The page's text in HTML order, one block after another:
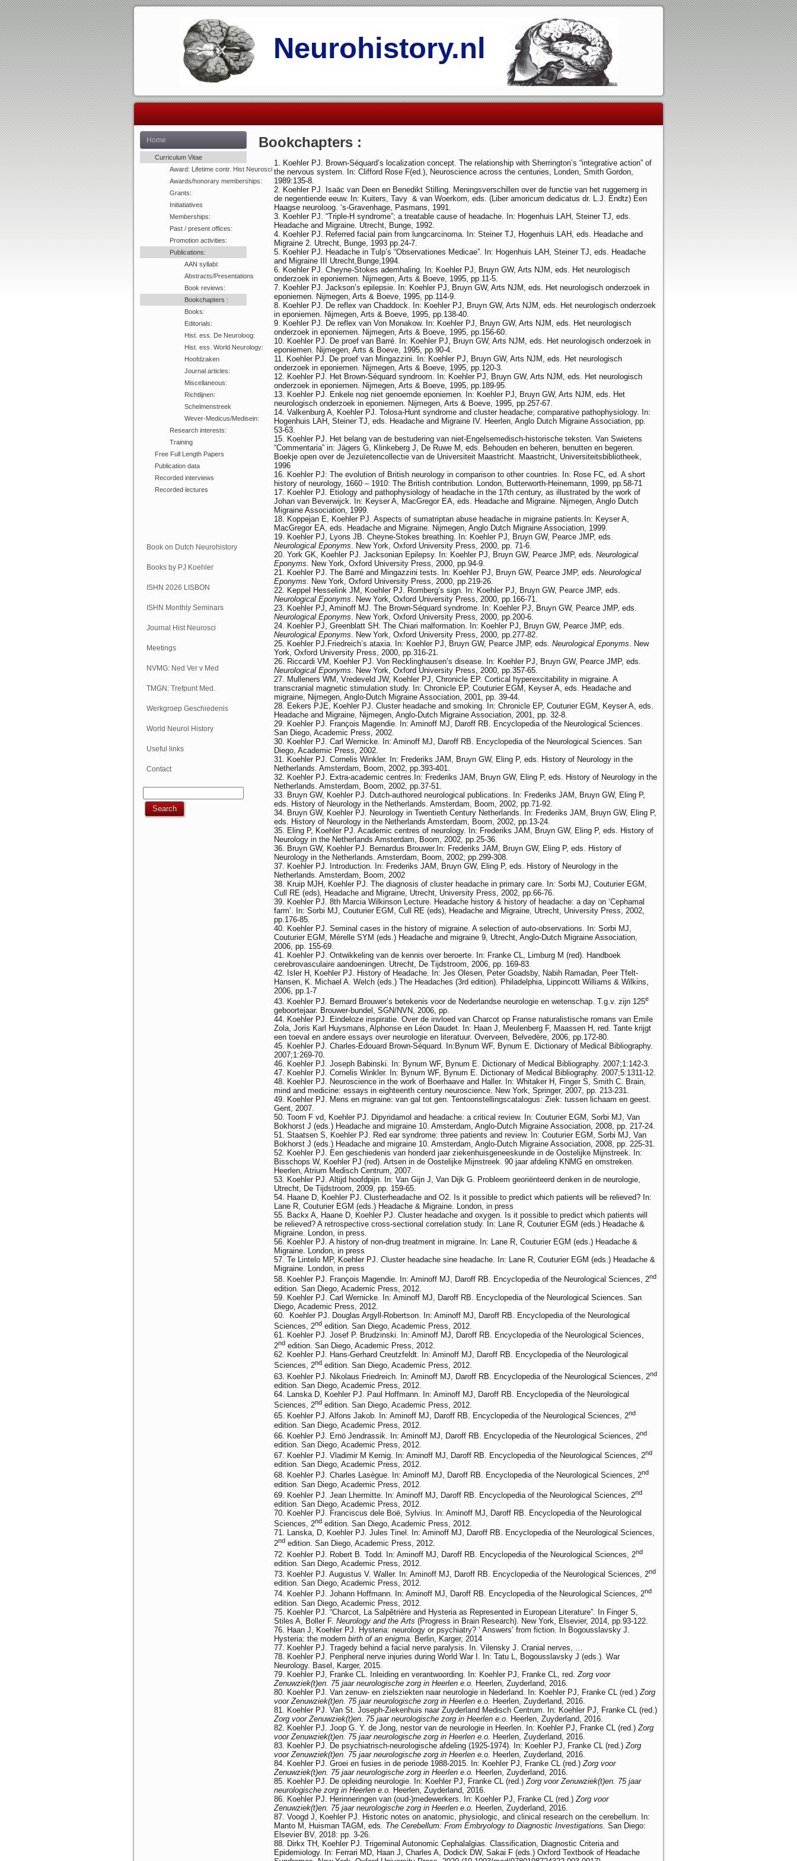
Neurohistory.nl
Home
Curriculum Vitae
Award: Lifetime contr. Hist Neurosci
Awards/honorary memberships:
Grants:
Initiatiatives
Memberships:
Past / present offices:
Promotion activities:
Publications:
AAN syllabi:
Abstracts/Presentations
Book reviews:
Bookchapters :
Books:
Editorials:
Hist. ess. De Neuroloog:
Hist. ess. World Neurology:
Hoofdzaken
Journal articles:
Miscellaneous:
Richtlijnen:
Schelmenstreek
Wever-Medicus/Medisein:
Research interests:
Training
Free Full Length Papers
Publication data
Recorded interviews
Recorded lectures
Book on Dutch Neurohistory
Books by PJ Koehler
ISHN 2026 LISBON
ISHN Monthly Seminars
(Online)
Journal Hist Neurosci
Meetings
NVMG: Ned Ver v Med
Geschiedenis
TMGN: Trefpunt Med.
Geschiedenis
Werkgroep Geschiedenis
NVN
World Neurol History
Column
Useful links
Contact
Bookchapters :
Koehler PJ. Brown-Séquard’s localization concept. The relati­onship with Sherrington’s “integrative action” of
the ner­vous system. In: Clifford Rose F(ed.), Neuroscience across the centuries, Londen, Smith Gordon,
1989:135-8.
Koehler PJ. Isaäc van Deen en Benedikt Stilling. Meningsver­schillen over de functie van het ruggemerg in
de negentiende eeuw. In: Kuiters, Tavy & van Woerkom, eds. (Liber amori­cum dedicatus dr. L.J. Endtz) Een
Haagse neuroloog. ‘s-Gravenha­ge, Pasmans, 1991.
Koehler PJ. “Triple-H syndrome”; a treatable cause of headache. In: Hogen­huis LAH, Steiner TJ, eds.
Headache and Migraine. Utrecht, Bunge, 1992.
Koehler PJ. Referred facial pain from lungcarcinoma. In: Stei­ner TJ, Hogenhuis LAH, eds. Headache and
Migraine 2. Utrecht, Bunge, 1993 pp.24-7.
Koehler PJ. Headache in Tulp’s “Observationes Medicae”. In: Hog­enhuis LAH, Steiner TJ, eds. Headache
and Migraine III Utrecht,Bun­ge,1994.
Koehler PJ. Cheyne-Stokes ademhaling. In: Koehler PJ, Bruyn GW, Arts NJM, eds. Het neurologisch
onderzoek in eponiemen. Nijmegen, Arts & Boeve, 1995, pp.11-5.
Koehler PJ. Jackson’s epilepsie. In: Koehler PJ, Bruyn GW, Arts NJM, eds. Het neurologisch onderzoek in
eponiemen. Nijmegen, Arts & Boeve, 1995, pp.114-9.
Koehler PJ. De reflex van Chad­dock. In: Koehler PJ, Bruyn GW, Arts NJM, eds. Het neurologisch onderzoek
in eponiemen. Nijmegen, Arts & Boeve, 1995, pp.138-40.
Koehler PJ. De reflex van Von Monakow. In: Koehler PJ, Bruyn GW, Arts NJM, eds. Het neurologisch
onderzoek in eponiemen. Nijmegen, Arts & Boeve, 1995, pp.156-60.
Koehler PJ. De proef van Barré. In: Koehler PJ, Bruyn GW, Arts NJM, eds. Het neurologisch onderzoek in
eponiemen. Nijmegen, Arts & Boeve, 1995, pp.90-4.
Koehler PJ. De proef van Mingaz­zini. In: Koehler PJ, Bruyn GW, Arts NJM, eds. Het neurologisch
onderzoek in eponiemen. Nijmegen, Arts & Boeve, 1995, pp.120-3.
Koehler PJ. Het Brown-Séquard syndroom. In: Koehler PJ, Bruyn GW, Arts NJM, eds. Het neurologisch
onderzoek in eponiemen. Nijmegen, Arts & Boeve, 1995, pp.189-95.
Koehler PJ. Enkele nog niet genoemde eponie­men. In: Koehler PJ, Bruyn GW, Arts NJM, eds. Het
neurologisch onderzoek in eponiemen. Nijmegen, Arts & Boeve, 1995, pp.257-67.
Valkenburg A, Koehler PJ. Tolosa-Hunt syndrome and cluster headache; comparative pathophysiology. In:
Hogenhuis LAH, Steiner TJ, eds. Headache and Migraine IV. Heerlen, Anglo Dutch Migraine Association, pp.
53-63.
Koehler PJ. Het belang van de bestudering van niet-Engelsemedisch-historische tek­sten. Van Swietens
“Commentaria” in: Jägers G, Klinkeberg J, De Ruwe M, eds. Behouden en beheren, benutten en begeren.
Boekje open over de Jezuïetencollectie van de Universiteit Maastricht. Maastricht, Universiteitsbibliotheek,
1996
Koehler PJ: The evolution of British neurology in comparison to other countries. In: Rose FC, ed. A short
history of neurology, 1660 – 1910: The British contribution. London, Butterworth-Heinemann, 1999, pp.58-71
Koehler PJ. Etiology and pathophysiology of headache in the 17th century, as illustrated by the work of
Johan van Beverwijck. In: Keyser A, MacGregor EA, eds. Headache and Migraine. Nijmegen, Anglo Dutch
Migraine Association, 1999.
Koppejan E, Koehler PJ. Aspects of sumatriptan abuse headache in migraine patients.In: Keyser A,
MacGregor EA, eds. Headache and Migraine. Nijmegen, Anglo Dutch Migraine Association, 1999.
Koehler PJ, Lyons JB. Cheyne-Stokes breathing. In: Koehler PJ, Bruyn GW, Pearce JMP, eds.
Neurological Eponyms. New York, Oxford University Press, 2000, pp. 71-6.
York GK, Koehler PJ. Jacksonian Epilepsy. In: Koehler PJ, Bruyn GW, Pearce JMP, eds. Neurological
Eponyms. New York, Oxford University Press, 2000, pp.94-9.
Koehler PJ. The Barré and Mingazzini tests. In: Koehler PJ, Bruyn GW, Pearce JMP, eds. Neurological
Eponyms. New York, Oxford University Press, 2000, pp.219-26.
Keppel Hesselink JM, Koehler PJ. Romberg’s sign. In: Koehler PJ, Bruyn GW, Pearce JMP, eds.
Neurological Eponyms. New York, Oxford University Press, 2000, pp.166-71.
Koehler PJ, Aminoff MJ. The Brown-Séquard syndrome. In: Koehler PJ, Bruyn GW, Pearce JMP, eds.
Neurological Eponyms. New York, Oxford University Press, 2000, pp.200-6.
Koehler PJ, Greenblatt SH. The Chiari malformation. In: Koehler PJ, Bruyn GW, Pearce JMP, eds.
Neurological Eponyms. New York, Oxford University Press, 2000, pp.277-82.
Koehler PJ.Friedreich’s ataxia. In: Koehler PJ, Bruyn GW, Pearce JMP, eds. Neurological Eponyms. New
York, Oxford University Press, 2000, pp.316-21.
Riccardi VM, Koehler PJ. Von Recklinghausen’s disease. In: Koehler PJ, Bruyn GW, Pearce JMP, eds.
Neurological Eponyms. New York, Oxford University Press, 2000, pp.357-65.
Mulleners WM, Vredeveld JW, Koehler PJ, Chronicle EP. Cortical hyperexcitability in migraine. A
transcranial magnetic stimulation study. In: Chronicle EP, Couturier EGM, Keyser A, eds. Headache and
migraine, Nijmegen, Anglo-Dutch Migraine Association, 2001, pp. 39-44.
Eekers PJE, Koehler PJ. Cluster headache and smoking. In: Chronicle EP, Couturier EGM, Keyser A, eds.
Headache and Migraine, Nijmegen, Anglo-Dutch Migraine Association, 2001, pp. 32-8.
Koehler PJ. François Magendie. In: Aminoff MJ, Daroff RB. Encyclopedia of the Neurological Sciences.
San Diego, Academic Press, 2002.
Koehler PJ. Carl Wernicke. In: Aminoff MJ, Daroff RB. Encyclopedia of the Neurological Sciences. San
Diego, Academic Press, 2002.
Koehler PJ. Cornelis Winkler. In: Frederiks JAM, Bruyn GW, Eling P, eds. History of Neurology in the
Netherlands. Amsterdam, Boom, 2002, pp.393-401.
Koehler PJ. Extra-academic centres.In: Frederiks JAM, Bruyn GW, Eling P, eds. History of Neurology in the
Netherlands. Amsterdam, Boom, 2002, pp.37-51.
Bruyn GW, Koehler PJ. Dutch-authored neurological publications. In: Frederiks JAM, Bruyn GW, Eling P,
eds. History of Neurology in the Netherlands. Amsterdam, Boom, 2002, pp.71-92.
Bruyn GW, Koehler PJ. Neurology in Twentieth Century Netherlands. In: Frederiks JAM, Bruyn GW, Eling P,
eds. History of Neurology in the Netherlands Amsterdam, Boom, 2002, pp.13-24.
Eling P, Koehler PJ. Academic centres of neurology. In: Frederiks JAM, Bruyn GW, Eling P, eds. History of
Neurology in the Netherlands Amsterdam, Boom, 2002, pp.25-36.
Bruyn GW, Koehler PJ. Bernardus Brouwer.In: Frederiks JAM, Bruyn GW, Eling P, eds. History of
Neurology in the Netherlands. Amsterdam, Boom, 2002; pp.299-308.
Koehler PJ. Introduction. In: Frederiks JAM, Bruyn GW, Eling P, eds. History of Neurology in the
Netherlands. Amsterdam, Boom, 2002
Kruip MJH, Koehler PJ. The diagnosis of cluster headache in primary care. In: Sorbi MJ, Couturier EGM,
Cull RE (eds), Headache and Migraine, Utrecht, University Press, 2002, pp.66-76.
Koehler PJ. 8th Marcia Wilkinson Lecture. Headache history & history of headache: a day on ‘Cephamal
farm’. In: Sorbi MJ, Couturier EGM, Cull RE (eds), Headache and Migraine, Utrecht, University Press, 2002,
pp.176-85.
Koehler PJ. Seminal cases in the history of migraine. A selection of auto-observations. In: Sorbi MJ,
Couturier EGM, Mérelle SYM (eds.) Headache and migraine 9, Utrecht, Anglo-Dutch Migraine Association,
2006, pp. 155-69.
Koehler PJ. Ontwikkeling van de kennis over beroerte. In: Franke CL, Limburg M (red). Handboek
cerebrovasculaire aandoeningen. Utrecht, De Tijdstroom, 2006, pp. 169-83.
Isler H, Koehler PJ. History of Headache. In: Jes Olesen, Peter Goadsby, Nabih Ramadan, Peer Tfelt-
Hansen, K. Michael A. Welch (eds.) The Headaches (3rd edition). Philadelphia, Lippincott Williams & Wilkins,
2006, pp.1-7
Koehler PJ. Bernard Brouwer’s betekenis voor de Nederlandse neurologie en wetenschap. T.g.v. zijn 125e
geboortejaar. Brouwer-bundel, SGN/NVN, 2006, pp.
Koehler PJ. Eindeloze inspiratie. Over de invloed van Charcot op Franse naturalistische romans van Emile
Zola, Joris Karl Huysmans, Alphonse en Léon Daudet. In: Haan J, Meulenberg F, Maassen H, red. Tante krijgt
een toeval en andere essays over neurologie en literatuur. Overveen, Belvedère, 2006, pp.172-80.
Koehler PJ. Charles-Edouard Brown-Séquard. In:Bynum WF, Bynum E. Dictionary of Medical Bibliography.
2007;1:269-70.
Koehler PJ. Joseph Babinski. In: Bynum WF, Bynum E. Dictionary of Medical Bibliography. 2007;1:142-3.
Koehler PJ. Cornelis Winkler. In: Bynum WF, Bynum E. Dictionary of Medical Bibliography. 2007;5:1311-12.
Koehler PJ. Neuroscience in the work of Boerhaave and Haller. In: Whitaker H, Finger S, Smith C. Brain,
mind and medicine: essays in eighteenth century neuroscience. New York, Springer, 2007, pp. 213-231.
Koehler PJ. Mens en migraine: van gal tot gen. Tentoonstellingscatalogus: Ziek: tussen lichaam en geest.
Gent, 2007.
Toorn F vd, Koehler PJ. Dipyridamol and headache: a critical review. In: Couturier EGM, Sorbi MJ, Van
Bokhorst J (eds.) Headache and migraine 10. Amsterdam, Anglo-Dutch Migraine Association, 2008, pp. 217-24.
Staatsen S, Koehler PJ. Red ear syndrome: three patients and review. In: Couturier EGM, Sorbi MJ, Van
Bokhorst J (eds.) Headache and migraine 10. Amsterdam, Anglo-Dutch Migraine Association, 2008, pp. 225-31.
Koehler PJ. Een geschiedenis van honderd jaar ziekenhuisgeneeskunde in de Oostelijke Mijnstreek. In:
Bisschops W, Koehler PJ (red). Artsen in de Oostelijke Mijnstreek. 90 jaar afdeling KNMG en omstreken.
Heerlen, Atrium Medisch Centrum, 2007.
Koehler PJ. Altijd hoofdpijn. In: Van Gijn J, Van Dijk G. Probleem georiënteerd denken in de neurologie,
Utrecht, De Tijdstroom, 2009, pp. 159-65.
Haane D, Koehler PJ. Clusterheadache and O2. Is it possible to predict which patients will be relieved? In:
Lane R, Couturier EGM (eds.) Headache & Migraine. London, in press
Backx A, Haane D, Koehler PJ. Cluster headache and oxygen. Is it possible to predict which patients will
be relieved? A retrospective cross-sectional correlation study. In: Lane R, Couturier EGM (eds.) Headache &
Migraine. London, in press.
Koehler PJ. A history of non-drug treatment in migraine. In: Lane R, Couturier EGM (eds.) Headache &
Migraine. London, in press
Te Lintelo MP, Koehler PJ. Cluster headache sine headache. In: Lane R, Couturier EGM (eds.) Headache &
Migraine. London, in press
Koehler PJ. François Magendie. In: Aminoff MJ, Daroff RB. Encyclopedia of the Neurological Sciences, 2nd
edition. San Diego, Academic Press, 2012.
Koehler PJ. Carl Wernicke. In: Aminoff MJ, Daroff RB. Encyclopedia of the Neurological Sciences. San
Diego, Academic Press, 2012.
Koehler PJ. Douglas Argyll-Robertson. In: Aminoff MJ, Daroff RB. Encyclopedia of the Neurological
Sciences, 2nd edition. San Diego, Academic Press, 2012.
Koehler PJ. Josef P. Brudzinski. In: Aminoff MJ, Daroff RB. Encyclopedia of the Neurological Sciences,
2nd edition. San Diego, Academic Press, 2012.
Koehler PJ. Hans-Gerhard Creutzfeldt. In: Aminoff MJ, Daroff RB. Encyclopedia of the Neurological
Sciences, 2nd edition. San Diego, Academic Press, 2012.
Koehler PJ. Nikolaus Friedreich. In: Aminoff MJ, Daroff RB. Encyclopedia of the Neurological Sciences, 2nd
edition. San Diego, Academic Press, 2012.
Lanska D, Koehler PJ. Paul Hoffmann. In: Aminoff MJ, Daroff RB. Encyclopedia of the Neurological
Sciences, 2nd edition. San Diego, Academic Press, 2012.
Koehler PJ. Alfons Jakob. In: Aminoff MJ, Daroff RB. Encyclopedia of the Neurological Sciences, 2nd
edition. San Diego, Academic Press, 2012.
Koehler PJ. Ernö Jendrassik. In: Aminoff MJ, Daroff RB. Encyclopedia of the Neurological Sciences, 2nd
edition. San Diego, Academic Press, 2012.
Koehler PJ. Vladimir M Kernig. In: Aminoff MJ, Daroff RB. Encyclopedia of the Neurological Sciences, 2nd
edition. San Diego, Academic Press, 2012.
Koehler PJ. Charles Lasègue. In: Aminoff MJ, Daroff RB. Encyclopedia of the Neurological Sciences, 2nd
edition. San Diego, Academic Press, 2012.
Koehler PJ. Jean Lhermitte. In: Aminoff MJ, Daroff RB. Encyclopedia of the Neurological Sciences, 2nd
edition. San Diego, Academic Press, 2012.
Koehler PJ. Franciscus dele Boë, Sylvius. In: Aminoff MJ, Daroff RB. Encyclopedia of the Neurological
Sciences, 2nd edition. San Diego, Academic Press, 2012.
Lanska, D, Koehler PJ. Jules Tinel. In: Aminoff MJ, Daroff RB. Encyclopedia of the Neurological Sciences,
2nd edition. San Diego, Academic Press, 2012.
Koehler PJ. Robert B. Todd. In: Aminoff MJ, Daroff RB. Encyclopedia of the Neurological Sciences, 2nd
edition. San Diego, Academic Press, 2012.
Koehler PJ. Augustus V. Waller. In: Aminoff MJ, Daroff RB. Encyclopedia of the Neurological Sciences, 2nd
edition. San Diego, Academic Press, 2012.
Koehler PJ. Johann Hoffmann. In: Aminoff MJ, Daroff RB. Encyclopedia of the Neurological Sciences, 2nd
edition. San Diego, Academic Press, 2012.
Koehler PJ. “Charcot, La Salpêtrière and Hysteria as Represented in European Literature”. In Finger S,
Stiles A, Boller F. Neurology and the Arts (Progress in Brain Research). New York, Elsevier, 2014, pp.93-122.
Haan J, Koehler PJ. Hysteria: neurology or psychiatry? ‘ Answers’ from fiction. In Bogousslavsky J.
Hysteria: the modern birth of an enigma. Berlin, Karger, 2014
Koehler PJ. Tragedy behind a facial nerve paralysis. In. Vilensky J. Cranial nerves, …
Koehler PJ. Peripheral nerve injuries during World War I. In: Tatu L, Bogousslavsky J (eds.). War
Neurology. Basel, Karger, 2015.
Koehler PJ, Franke CL. Inleiding en verantwoording. In: Koehler PJ, Franke CL, red. Zorg voor
Zenuwziek(t)en. 75 jaar neurologische zorg in Heerlen e.o. Heerlen, Zuyderland, 2016.
Koehler PJ. Van zenuw- en zielsziekten naar neurologie in Nederland. In: Koehler PJ, Franke CL (red.) Zorg
voor Zenuwziek(t)en. 75 jaar neurologische zorg in Heerlen e.o. Heerlen, Zuyderland, 2016.
Koehler PJ. Van St. Joseph-Ziekenhuis naar Zuyderland Medisch Centrum. In: Koehler PJ, Franke CL (red.)
Zorg voor Zenuwziek(t)en. 75 jaar neurologische zorg in Heerlen e.o. Heerlen, Zuyderland, 2016.
Koehler PJ. Joop G. Y. de Jong, nestor van de neurologie in Heerlen. In: Koehler PJ, Franke CL (red.) Zorg
voor Zenuwziek(t)en. 75 jaar neurologische zorg in Heerlen e.o. Heerlen, Zuyderland, 2016.
Koehler PJ. De psychiatrisch-neurologische afdeling (1925-1974). In: Koehler PJ, Franke CL (red.) Zorg
voor Zenuwziek(t)en. 75 jaar neurologische zorg in Heerlen e.o. Heerlen, Zuyderland, 2016.
Koehler PJ. Groei en fusies in de periode 1988-2015. In: Koehler PJ, Franke CL (red.) Zorg voor
Zenuwziek(t)en. 75 jaar neurologische zorg in Heerlen e.o. Heerlen, Zuyderland, 2016.
Koehler PJ. De opleiding neurologie. In: Koehler PJ, Franke CL (red.) Zorg voor Zenuwziek(t)en. 75 jaar
neurologische zorg in Heerlen e.o. Heerlen, Zuyderland, 2016.
Koehler PJ. Herinneringen van (oud-)medewerkers. In: Koehler PJ, Franke CL (red.) Zorg voor
Zenuwziek(t)en. 75 jaar neurologische zorg in Heerlen e.o. Heerlen, Zuyderland, 2016.
Voogd J, Koehler PJ. Historic notes on anatomic, physiologic, and clinical research on the cerebellum. In:
Manto M, Huisman TAGM, eds. The Cerebellum: From Embryology to Diagnostic Investigations. San Diego:
Elsevier BV, 2018: pp. 3-26.
Dirkx TH, Koehler PJ. Trigeminal Autonomic Cephalalgias. Classification, Diagnostic Criteria and
Epidemiology. In: Ferrari MD, Haan J, Charles A, Dodick DW, Sakai F (eds.) Oxford Textbook of Headache